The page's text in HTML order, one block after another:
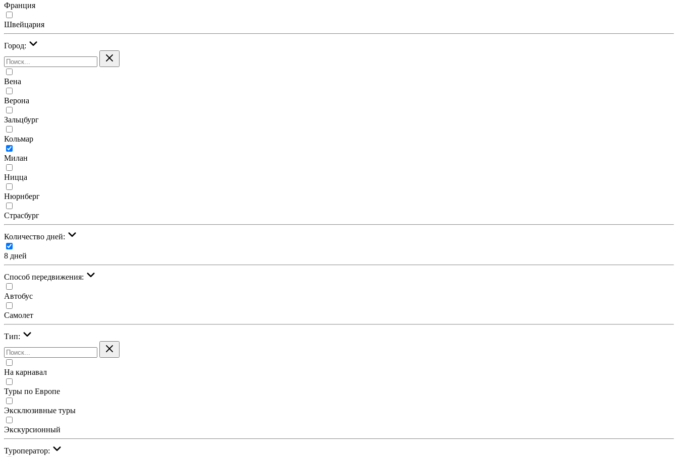
Франция
Швейцария
Город:
Вена
Верона
Зальцбург
Кольмар
Милан
Ницца
Нюрнберг
Страсбург
Количество дней:
8 дней
Cпособ передвижения:
Автобус
Самолет
Тип:
На карнавал
Туры по Европе
Эксклюзивные туры
Экскурсионный
Туроператор: